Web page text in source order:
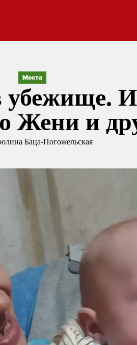
Места
Жени и
Баца-Погожельская